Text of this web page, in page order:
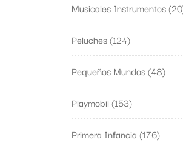
Musicales Instrumentos 20
Peluches 124
Pequeños Mundos 48
Playmobil 153
Primera Infancia 176